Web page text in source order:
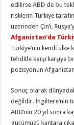
edilirse ABD de bu
risklerin Türkiye
üzerinden Çin’i,
Afganistan’da
Türkiye’nin kendi
tehditle karşı karşıya
pozisyonun
Sonuç olarak
değildir. İngiltere’nin
ABD’nin 20 yıl sonra
gücümüzü kantara